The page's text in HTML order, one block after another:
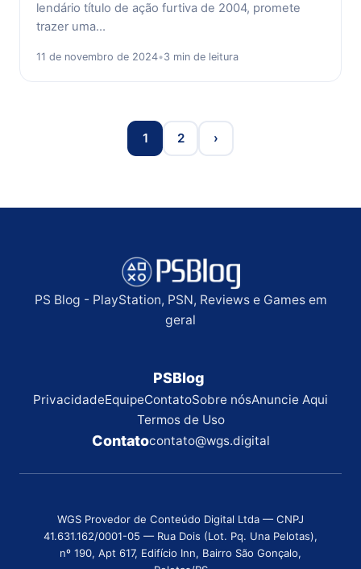
lendário título de ação furtiva de 2004, promete
trazer uma…
11 de novembro de 2024•3 min de leitura
1 2 ›
PS Blog - PlayStation, PSN, Reviews e Games em
geral
PSBlog
PrivacidadeEquipeContatoSobre nósAnuncie Aqui
Termos de Uso
Contatocontato@wgs.digital
WGS Provedor de Conteúdo Digital Ltda — CNPJ
41.631.162/0001-05 — Rua Dois (Lot. Pq. Una Pelotas),
nº 190, Apt 617, Edifício Inn, Bairro São Gonçalo,